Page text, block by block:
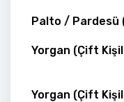
Palto / Pardesü
Yorgan (Çift
Yorgan (Çift